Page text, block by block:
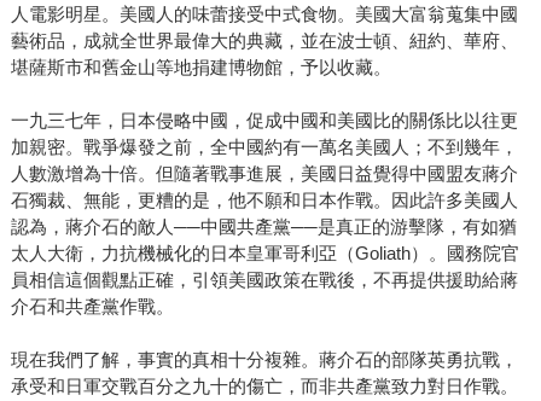
人電影明星。美國人的味蕾接受中式食物。美國大富翁蒐集中國
藝術品，成就全世界最偉大的典藏，並在波士頓、紐約、華府、
堪薩斯市和舊金山等地捐建博物館，予以收藏。
一九三七年，日本侵略中國，促成中國和美國比的關係比以往更
加親密。戰爭爆發之前，全中國約有一萬名美國人；不到幾年，
人數激增為十倍。但隨著戰事進展，美國日益覺得中國盟友蔣介
石獨裁、無能，更糟的是，他不願和日本作戰。因此許多美國人
認為，蔣介石的敵人──中國共產黨──是真正的游擊隊，有如猶
太人大衛，力抗機械化的日本皇軍哥利亞（Goliath）。國務院官
員相信這個觀點正確，引領美國政策在戰後，不再提供援助給蔣
介石和共產黨作戰。
現在我們了解，事實的真相十分複雜。蔣介石的部隊英勇抗戰，
承受和日軍交戰百分之九十的傷亡，而非共產黨致力對日作戰。